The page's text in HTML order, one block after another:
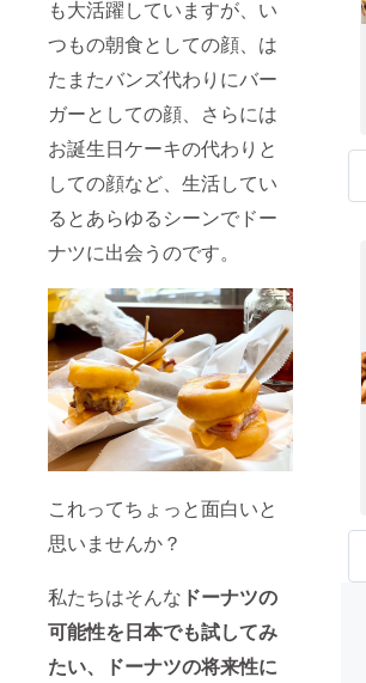
も大活躍していますが、い
つもの朝食としての顔、は
たまたバンズ代わりにバー
ガーとしての顔、さらには
お誕生日ケーキの代わりと
しての顔など、生活してい
るとあらゆるシーンでドー
ナツに出会うのです。
これってちょっと面白いと
思いませんか？
私たちはそんな ドーナツの
可能性を日本でも試してみ
たい、ドーナツの将来性に